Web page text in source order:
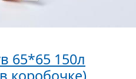
65*65 150л